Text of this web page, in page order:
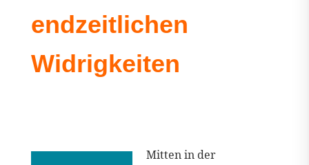
endzeitlichen
Widrigkeiten
Mitten in der